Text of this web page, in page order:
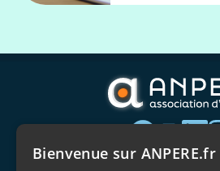
QUI SOMMES-NOUS ?
Bienvenue sur ANPERE.fr